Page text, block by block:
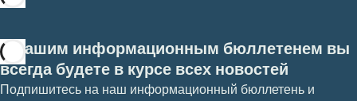
С нашим информационным бюллетенем вы
всегда будете в курсе всех новостей
Подпишитесь на наш информационный бюллетень и